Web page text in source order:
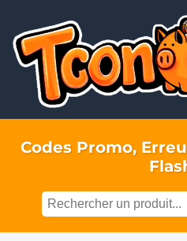
Codes Promo,